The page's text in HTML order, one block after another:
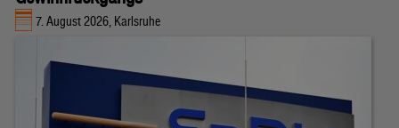
7. August 2026, Karlsruhe